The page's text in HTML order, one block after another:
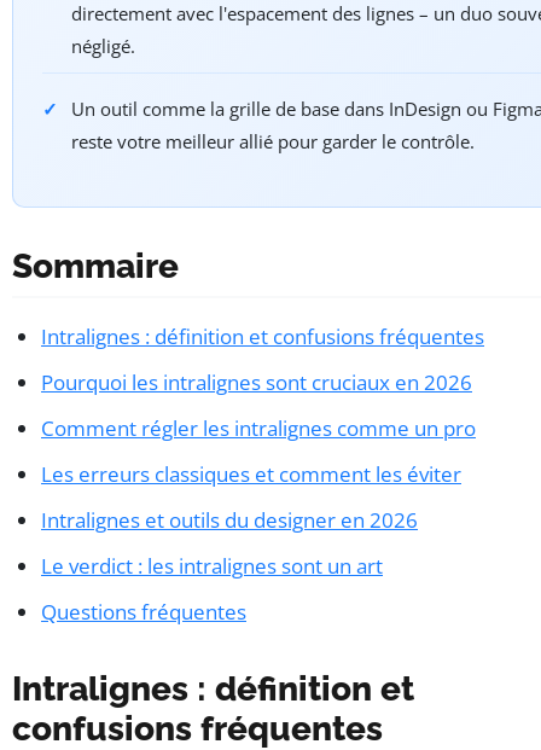
directement avec l'espacement des lignes – un duo
négligé.
Un outil comme la grille de base dans InDesign ou
reste votre meilleur allié pour garder le contrôle.
Sommaire
Intralignes : définition et confusions fréquentes
Pourquoi les intralignes sont cruciaux en 2026
Comment régler les intralignes comme un pro
Les erreurs classiques et comment les éviter
Intralignes et outils du designer en 2026
Le verdict : les intralignes sont un art
Questions fréquentes
Intralignes : définition et
confusions fréquentes